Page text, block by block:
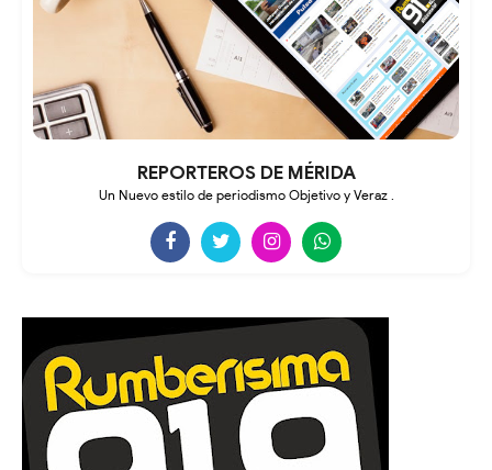
REPORTEROS DE MÉRIDA
Un Nuevo estilo de periodismo Objetivo y Veraz .